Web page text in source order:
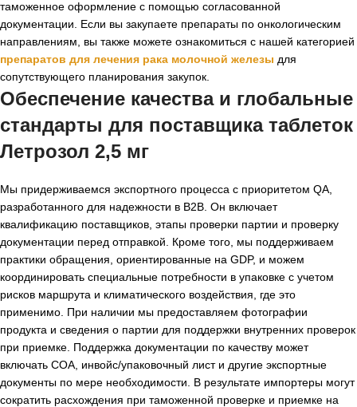
таможенное оформление с помощью согласованной
документации. Если вы закупаете препараты по онкологическим
направлениям, вы также можете ознакомиться с нашей категорией
препаратов для лечения рака молочной железы для
сопутствующего планирования закупок.
Обеспечение качества и глобальные
стандарты для поставщика таблеток
Летрозол 2,5 мг
Мы придерживаемся экспортного процесса с приоритетом QA,
разработанного для надежности в B2B. Он включает
квалификацию поставщиков, этапы проверки партии и проверку
документации перед отправкой. Кроме того, мы поддерживаем
практики обращения, ориентированные на GDP, и можем
координировать специальные потребности в упаковке с учетом
рисков маршрута и климатического воздействия, где это
применимо. При наличии мы предоставляем фотографии
продукта и сведения о партии для поддержки внутренних проверок
при приемке. Поддержка документации по качеству может
включать COA, инвойс/упаковочный лист и другие экспортные
документы по мере необходимости. В результате импортеры могут
сократить расхождения при таможенной проверке и приемке на